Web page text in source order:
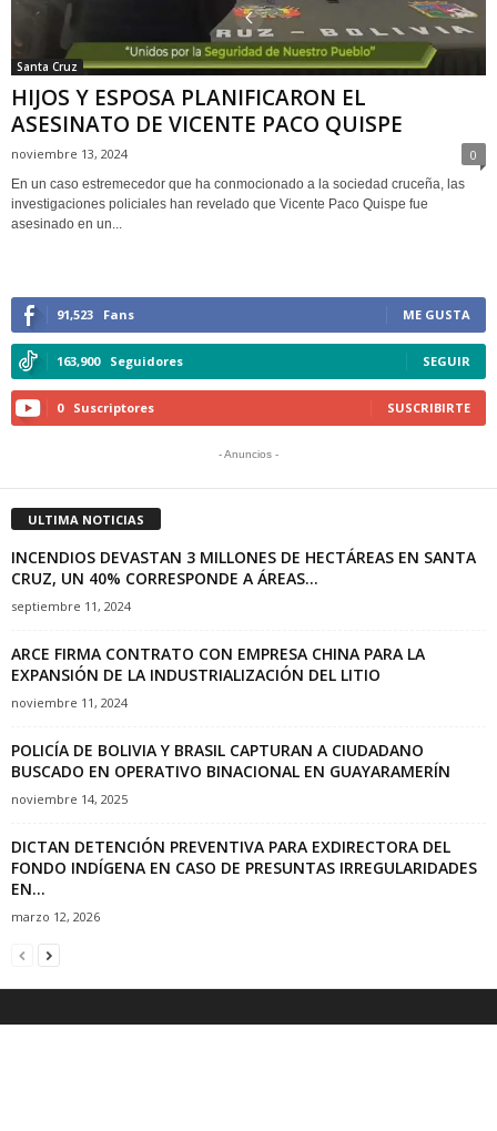
Santa Cruz
HIJOS Y ESPOSA PLANIFICARON EL
ASESINATO DE VICENTE PACO QUISPE
noviembre 13, 2024 0
En un caso estremecedor que ha conmocionado a la sociedad cruceña, las
investigaciones policiales han revelado que Vicente Paco Quispe fue
asesinado en un...
91,523 Fans ME GUSTA
163,900 Seguidores SEGUIR
0 Suscriptores SUSCRIBIRTE
- Anuncios -
ULTIMA NOTICIAS
INCENDIOS DEVASTAN 3 MILLONES DE HECTÁREAS EN SANTA
CRUZ, UN 40% CORRESPONDE A ÁREAS...
septiembre 11, 2024
ARCE FIRMA CONTRATO CON EMPRESA CHINA PARA LA
EXPANSIÓN DE LA INDUSTRIALIZACIÓN DEL LITIO
noviembre 11, 2024
POLICÍA DE BOLIVIA Y BRASIL CAPTURAN A CIUDADANO
BUSCADO EN OPERATIVO BINACIONAL EN GUAYARAMERÍN
noviembre 14, 2025
DICTAN DETENCIÓN PREVENTIVA PARA EXDIRECTORA DEL
FONDO INDÍGENA EN CASO DE PRESUNTAS IRREGULARIDADES
EN...
marzo 12, 2026